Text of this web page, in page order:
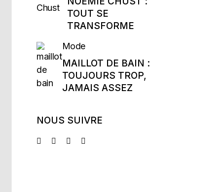
TOUT SE
TRANSFORME
Mode
MAILLOT DE BAIN :
TOUJOURS TROP,
JAMAIS ASSEZ
NOUS SUIVRE